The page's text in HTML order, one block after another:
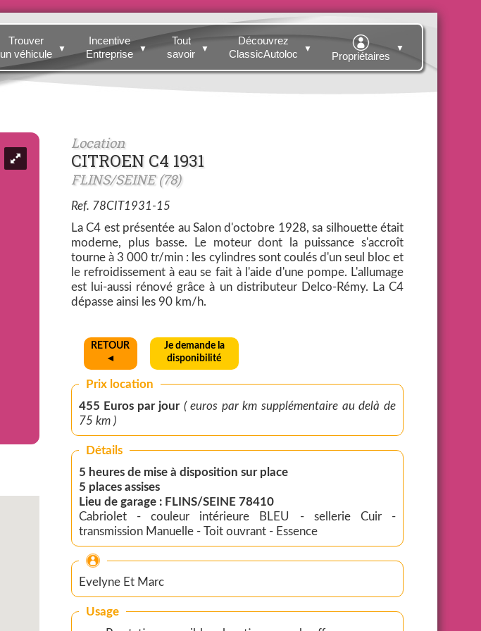
Trouver
un véhicule
▼
Incentive
Entreprise
▼
Tout
savoir
▼
Découvrez
ClassicAutoloc
▼
Propriétaires
▼
Location
CITROEN C4 1931
FLINS/SEINE (78)
Ref. 78CIT1931-15
La C4 est présentée au Salon d'octobre 1928, sa silhouette était
moderne, plus basse. Le moteur dont la puissance s'accroît
tourne à 3 000 tr/min : les cylindres sont coulés d'un seul bloc et
le refroidissement à eau se fait à l'aide d'une pompe. L'allumage
est lui-aussi rénové grâce à un distributeur Delco-Rémy. La C4
dépasse ainsi les 90 km/h.
RETOUR
◄
Je demande la
disponibilité
Prix location
455 Euros par jour ( euros par km supplémentaire au delà de
75 km )
Détails
5 heures de mise à disposition sur place
5 places assises
Lieu de garage : FLINS/SEINE 78410
Cabriolet - couleur intérieure BLEU - sellerie Cuir -
transmission Manuelle - Toit ouvrant - Essence
Evelyne Et Marc
Usage